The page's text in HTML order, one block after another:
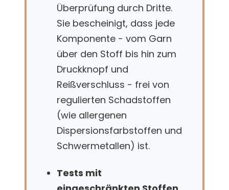
Überprüfung durch Dritte.
Sie bescheinigt, dass jede
Komponente - vom Garn
über den Stoff bis hin zum
Druckknopf und
Reißverschluss - frei von
regulierten Schadstoffen
(wie allergenen
Dispersionsfarbstoffen und
Schwermetallen) ist.
Tests mit